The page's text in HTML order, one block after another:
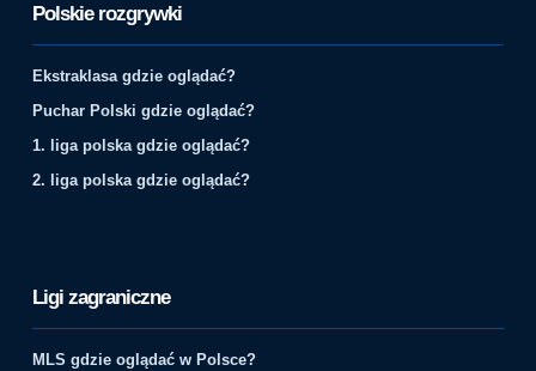
Polskie rozgrywki
Ekstraklasa gdzie oglądać?
Puchar Polski gdzie oglądać?
1. liga polska gdzie oglądać?
2. liga polska gdzie oglądać?
Ligi zagraniczne
MLS gdzie oglądać w Polsce?